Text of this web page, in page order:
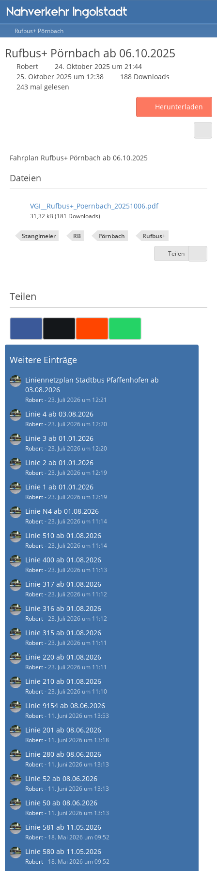
Rufbus+ Pörnbach
Rufbus+ Pörnbach ab 06.10.2025
Robert
24. Oktober 2025 um 21:44
25. Oktober 2025 um 12:38
188 Downloads
243 mal gelesen
Herunterladen
Fahrplan Rufbus+ Pörnbach ab 06.10.2025
Dateien
VGI__Rufbus+_Poernbach_20251006.pdf
31,32 kB (181 Downloads)
Stanglmeier RB Pörnbach Rufbus+
Teilen
Teilen
Weitere Einträge
Liniennetzplan Stadtbus Pfaffenhofen ab
03.08.2026
Robert-23. Juli 2026 um 12:21
Linie 4 ab 03.08.2026
Robert-23. Juli 2026 um 12:20
Linie 3 ab 01.01.2026
Robert-23. Juli 2026 um 12:20
Linie 2 ab 01.01.2026
Robert-23. Juli 2026 um 12:19
Linie 1 ab 01.01.2026
Robert-23. Juli 2026 um 12:19
Linie N4 ab 01.08.2026
Robert-23. Juli 2026 um 11:14
Linie 510 ab 01.08.2026
Robert-23. Juli 2026 um 11:14
Linie 400 ab 01.08.2026
Robert-23. Juli 2026 um 11:13
Linie 317 ab 01.08.2026
Robert-23. Juli 2026 um 11:12
Linie 316 ab 01.08.2026
Robert-23. Juli 2026 um 11:12
Linie 315 ab 01.08.2026
Robert-23. Juli 2026 um 11:11
Linie 220 ab 01.08.2026
Robert-23. Juli 2026 um 11:11
Linie 210 ab 01.08.2026
Robert-23. Juli 2026 um 11:10
Linie 9154 ab 08.06.2026
Robert- 11. Juni 2026 um 13:53
Linie 201 ab 08.06.2026
Robert- 11. Juni 2026 um 13:18
Linie 280 ab 08.06.2026
Robert- 11. Juni 2026 um 13:13
Linie 52 ab 08.06.2026
Robert- 11. Juni 2026 um 13:13
Linie 50 ab 08.06.2026
Robert- 11. Juni 2026 um 13:13
Linie 581 ab 11.05.2026
Robert- 18. Mai 2026 um 09:52
Linie 580 ab 11.05.2026
Robert- 18. Mai 2026 um 09:52